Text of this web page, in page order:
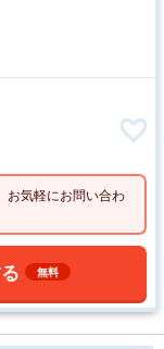
お気軽にお問い合わ
無料